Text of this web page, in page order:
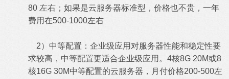
80 左右；如果是云服务器标准型，价格也不贵，一年
费用在500-1000左右
2）中等配置：企业级应用对服务器性能和稳定性要
求较高，中等配置更适合企业级应用。4核8G 20M或8
核16G 30M中等配置的云服务器，月付价格200-500左